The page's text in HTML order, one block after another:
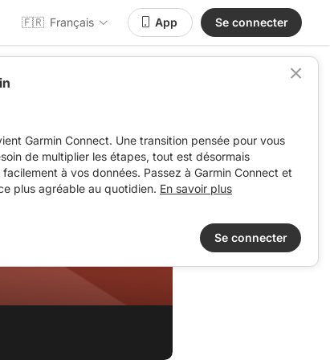
🇫🇷 Français App Se connecter
Garmin Connect. Une transition pensée pour vous
de multiplier les étapes, tout est désormais
à vos données. Passez à Garmin Connect et
plus agréable au quotidien. En savoir plus
Se connecter